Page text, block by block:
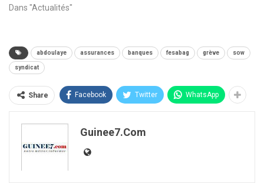
Dans "Actualités"
abdoulaye assurances banques fesabag grève sow
syndicat
Share Facebook Twitter WhatsApp
Guinee7.com